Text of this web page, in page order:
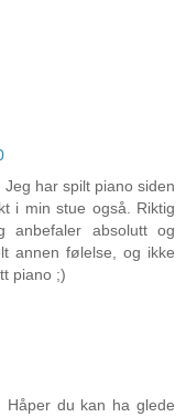
har spilt piano siden
i min stue også. Riktig
absolutt og
annen følelse, og ikke
piano ;)
Håper du kan ha glede